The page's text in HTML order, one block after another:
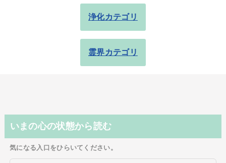
浄化カテゴリ
霊界カテゴリ
いまの心の状態から読む
気になる入口をひらいてください。